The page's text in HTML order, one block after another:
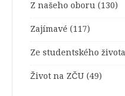
Z našeho oboru (130)
Zajímavé (117)
Ze studentského života
Život na ZČU (49)